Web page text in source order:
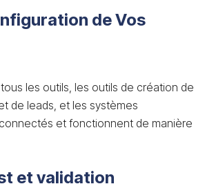
de Vos
les outils, les outils de création de
de leads, et les systèmes
et fonctionnent de manière
et validation